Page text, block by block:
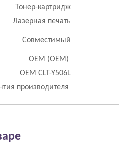
Тонер-картридж
Лазерная печать
Совместимый
OEM (ОЕМ)
OEM CLT-Y506L
производителя